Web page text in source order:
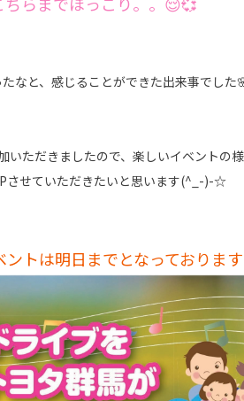
なと、感じることができた出来事でした
いただきましたので、楽しいイベントの
させていただきたいと思います(^_-)-☆
トは明日までとなっておりま